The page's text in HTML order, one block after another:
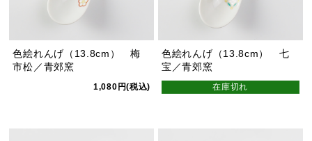
色絵れんげ（13.8cm） 梅
市松／青郊窯
1,080円(税込)
色絵れんげ（13.8cm） 七
宝／青郊窯
在庫切れ